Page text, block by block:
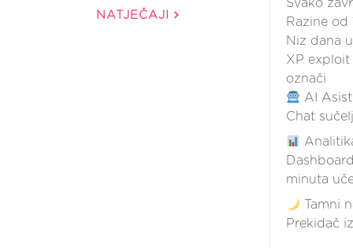
NATJEČAJI
Svako
Razine od
Niz dana
XP exploit
označi
AI
Chat
minuta
Tamni
Prekidač